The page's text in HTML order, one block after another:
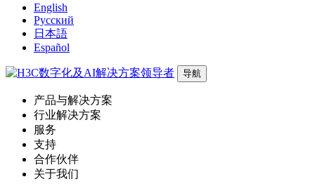
English
Русский
日本語
Español
导航
产品与解决方案
行业解决方案
服务
支持
合作伙伴
关于我们